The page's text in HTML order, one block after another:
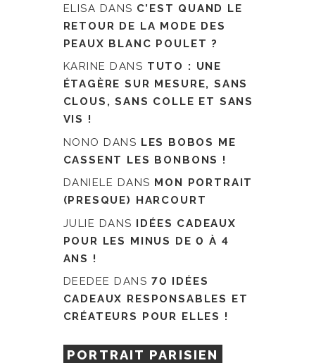
ELISA DANS C’EST QUAND LE
RETOUR DE LA MODE DES
PEAUX BLANC POULET ?
KARINE DANS TUTO : UNE
ÉTAGÈRE SUR MESURE, SANS
CLOUS, SANS COLLE ET SANS
VIS !
NONO DANS LES BOBOS ME
CASSENT LES BONBONS !
DANIELE DANS MON PORTRAIT
(PRESQUE) HARCOURT
JULIE DANS IDÉES CADEAUX
POUR LES MINUS DE 0 À 4
ANS !
DEEDEE DANS 70 IDÉES
CADEAUX RESPONSABLES ET
CRÉATEURS POUR ELLES !
PORTRAIT PARISIEN